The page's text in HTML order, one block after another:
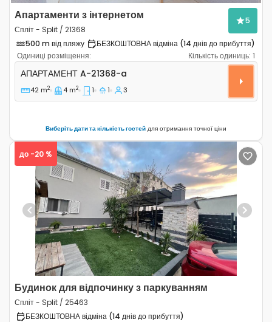
Апартаменти з інтернетом
Спліт - Split / 21368
5
500 m від пляжу
БЕЗКОШТОВНА відміна (14 днів до прибуття)
Одиниці розміщення:
Кількість одиниць: 1
Однокімнатні апартаменти Спліт - Split A-21368-a
АПАРТАМЕНТ A-21368-a
42 m2 4 m2 1 1 3
Виберіть дати та кількість гостей для отримання точної ціни
Previous Next
до -20 %
Будинок для відпочинку з паркуванням
Спліт - Split / 25463
БЕЗКОШТОВНА відміна (14 днів до прибуття)